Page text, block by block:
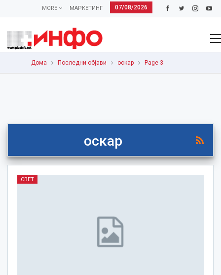
07/08/2026
МАРКЕТИНГ
MORE
Дома Последни објави оскар Page 3
оскар
СВЕТ